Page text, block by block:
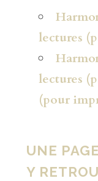
lectures
lectures
(pour
UNE
Y